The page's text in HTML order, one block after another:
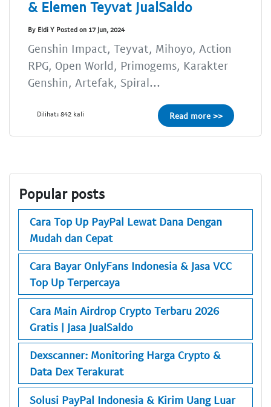
& Elemen Teyvat JualSaldo
By Eldi Y Posted on 17 Jun, 2024
Genshin Impact, Teyvat, Mihoyo, Action
RPG, Open World, Primogems, Karakter
Genshin, Artefak, Spiral...
Dilihat: 842 kali Read more >>
Popular posts
Cara Top Up PayPal Lewat Dana Dengan
Mudah dan Cepat
Cara Bayar OnlyFans Indonesia & Jasa VCC
Top Up Terpercaya
Cara Main Airdrop Crypto Terbaru 2026
Gratis | Jasa JualSaldo
Dexscanner: Monitoring Harga Crypto &
Data Dex Terakurat
Solusi PayPal Indonesia & Kirim Uang Luar